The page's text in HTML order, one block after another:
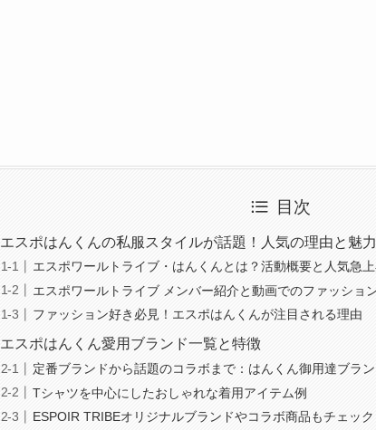
目次
エスポはんくんの私服スタイルが話題！人気の理由と魅力
エスポワールトライブ・はんくんとは？活動概要と人気急
エスポワールトライブ メンバー紹介と動画でのファッショ
ファッション好き必見！エスポはんくんが注目される理由
エスポはんくん愛用ブランド一覧と特徴
定番ブランドから話題のコラボまで：はんくん御用達ブラ
Tシャツを中心にしたおしゃれな着用アイテム例
ESPOIR TRIBEオリジナルブランドやコラボ商品もチェック